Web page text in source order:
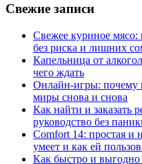
Свежие записи
Свежее куриное мясо:
без риска и лишних
Капельница от
чего ждать
Онлайн-игры: почему
миры снова и снова
Как найти и заказать
руководство без
Comfort 14: простая
умеет и как ей
Как быстро и выгодно